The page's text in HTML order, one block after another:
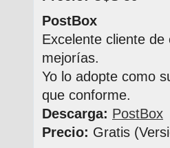
PostBox
Excelente cliente
mejorías.
Yo lo adopte como
que conforme.
Descarga: PostBox
Precio: Gratis